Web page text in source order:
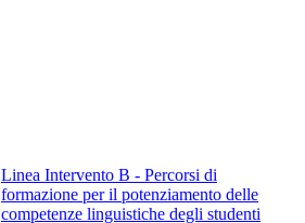
Linea Intervento B - Percorsi di
formazione per il potenziamento delle
competenze linguistiche degli studenti